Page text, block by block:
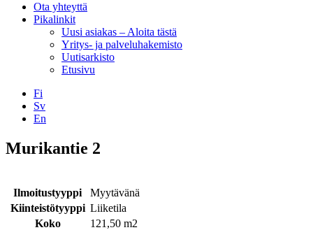
Ota yhteyttä
Pikalinkit
Uusi asiakas – Aloita tästä
Yritys- ja palveluhakemisto
Uutisarkisto
Etusivu
Fi
Sv
En
Facebook
Instagram
LinkedIN
YouTube
Murikantie 2
Ilmoitustyyppi
Myytävänä
Kiinteistötyyppi Liiketila
Koko
121,50 m2